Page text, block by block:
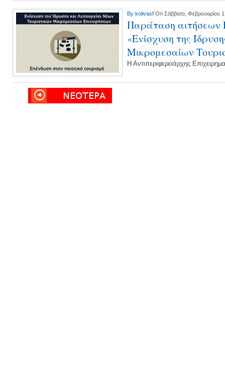
By kolivasf On Σάββατο, Φεβρουαρίου
Παράταση αιτήσεων
«Ενίσχυση της
Μικρομεσαίων
Η Αντιπεριφερειάρχης